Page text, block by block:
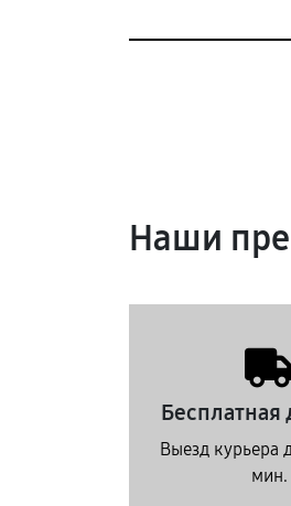
Наши
Бесплатная
Выезд курьера
мин.